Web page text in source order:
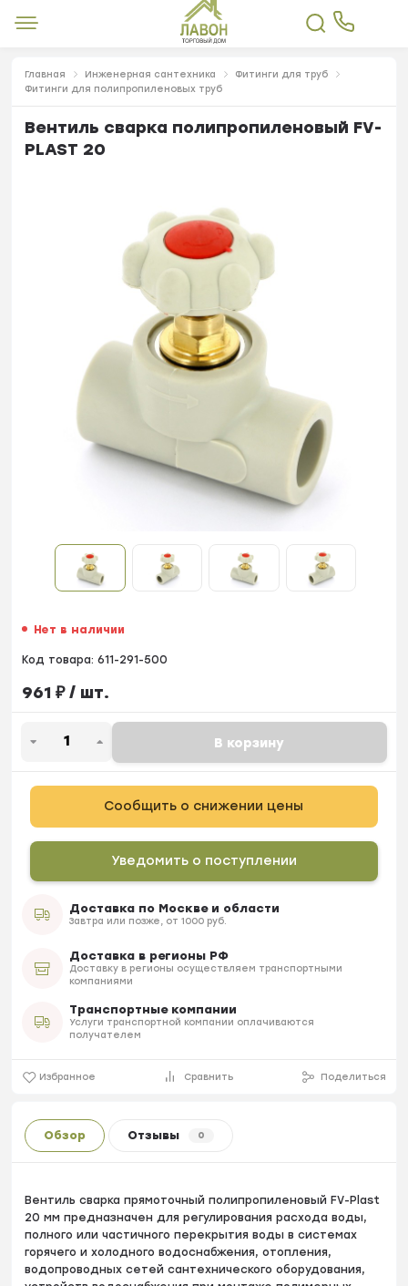
Главная Инженерная сантехника
Фитинги для труб
Фитинги для полипропиленовых труб
Вентиль сварка полипропиленовый FV-
PLAST 20
Нет в наличии
Код товара: 611-291-500
961 ₽/ шт.
В корзину
Сообщить о снижении цены
Уведомить о поступлении
Доставка по Москве и области
Завтра или позже, от 1000 руб.
Доставка в регионы РФ
Доставку в регионы осуществляем транспортными
компаниями
Транспортные компании
Услуги транспортной компании оплачиваются
получателем
Избранное Сравнить Поделиться
Обзор Отзывы 0
Вентиль сварка прямоточный полипропиленовый FV-Plast
20 мм предназначен для регулирования расхода воды,
полного или частичного перекрытия воды в системах
горячего и холодного водоснабжения, отопления,
водопроводных сетей сантехнического оборудования,